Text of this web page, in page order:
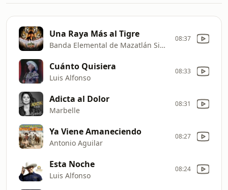
Una Raya Más al Tigre
Banda Elemental de Mazatlán Sinaloa
08:37
Cuánto Quisiera
Luis Alfonso
08:33
Adicta al Dolor
Marbelle
08:31
Ya Viene Amaneciendo
Antonio Aguilar
08:27
Esta Noche
Luis Alfonso
08:24